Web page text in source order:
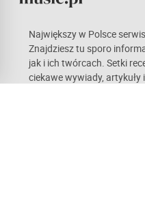
Największy w Polsce
Znajdziesz tu sporo
jak i ich twórcach. Setki
ciekawe wywiady,